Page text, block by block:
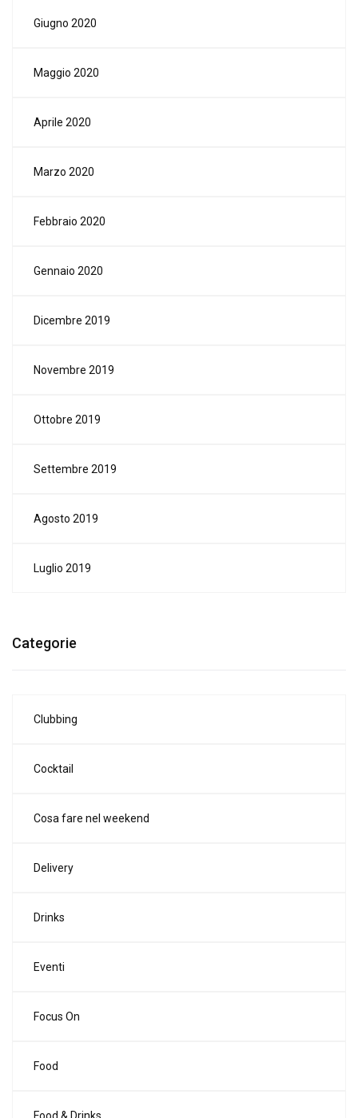
Giugno 2020
Maggio 2020
Aprile 2020
Marzo 2020
Febbraio 2020
Gennaio 2020
Dicembre 2019
Novembre 2019
Ottobre 2019
Settembre 2019
Agosto 2019
Luglio 2019
Categorie
Clubbing
Cocktail
Cosa fare nel weekend
Delivery
Drinks
Eventi
Focus On
Food